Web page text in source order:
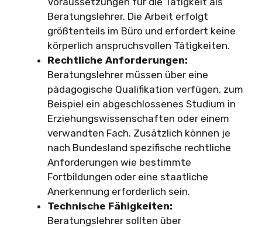
Beratungslehrer. Die Arbeit erfolgt
größtenteils im Büro und erfordert keine
körperlich anspruchsvollen Tätigkeiten.
Rechtliche Anforderungen:
Beratungslehrer müssen über eine
pädagogische Qualifikation verfügen, zum
Beispiel ein abgeschlossenes Studium in
Erziehungswissenschaften oder einem
verwandten Fach. Zusätzlich können je
nach Bundesland spezifische rechtliche
Anforderungen wie bestimmte
Fortbildungen oder eine staatliche
Anerkennung erforderlich sein.
Technische Fähigkeiten:
Beratungslehrer sollten über